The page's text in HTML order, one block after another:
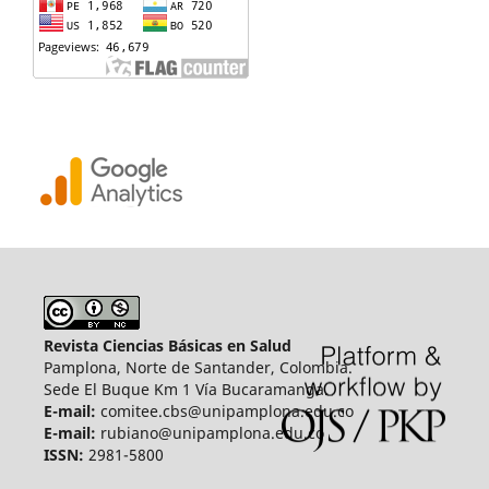
Revista Ciencias Básicas en Salud
Pamplona, Norte de Santander, Colombia.
Sede El Buque Km 1 Vía Bucaramanga.
E-mail: comitee.cbs@unipamplona.edu.co
E-mail: rubiano@unipamplona.edu.co
ISSN: 2981-5800